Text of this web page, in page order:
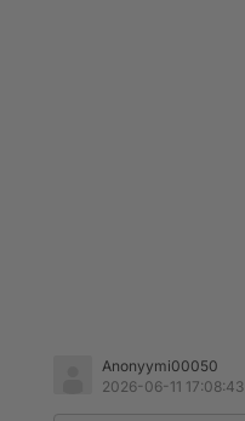
Anonyymi00050
2026-06-11 17:08:43